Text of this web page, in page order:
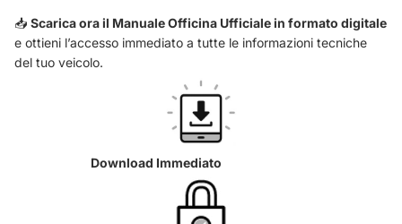
📥 Scarica ora il Manuale Officina Ufficiale in formato digitale
e ottieni l’accesso immediato a tutte le informazioni tecniche
del tuo veicolo.
Download Immediato